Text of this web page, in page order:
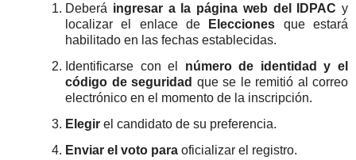
Deberá ingresar a la página web del IDPAC y
localizar el enlace de
Elecciones que estará
habilitado en las fechas establecidas.
Identificarse con el número de identidad
y el
código de seguridad que se le remitió al correo
electrónico en el momento de la inscripción.
Elegir el candidato de su preferencia.
Enviar el voto para oficializar el registro.